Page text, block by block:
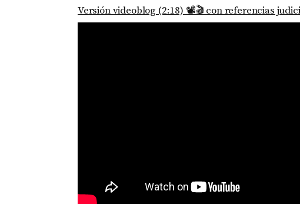
Versión videoblog (2:18) 📽️🎬 con referencias